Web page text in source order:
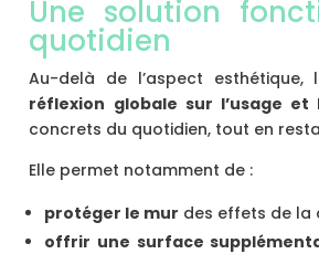
Une solution
quotidien
Au-delà de l’aspect
réflexion globale sur l’usage
concrets du quotidien, tout en
Elle permet notamment de :
protéger le mur des effets de la
offrir une surface